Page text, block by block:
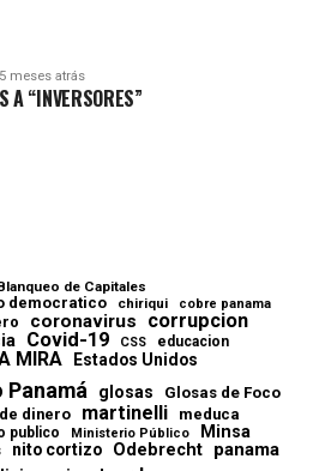
5 meses atrás
A “INVERSORES”
de Capitales
democratico chiriqui cobre panama
coronavirus corrupcion
Covid-19 CSS educacion
MIRA Estados Unidos
Panamá glosas Glosas de Foco
dinero martinelli meduca
publico Ministerio Público Minsa
nito cortizo Odebrecht panama